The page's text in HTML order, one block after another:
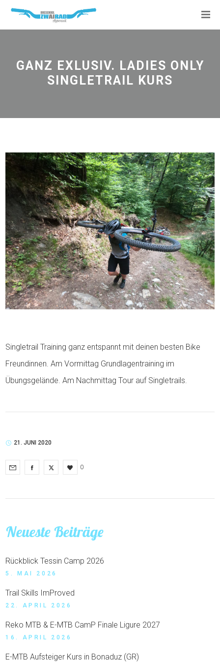
GANZ EXLUSIV. LADIES ONLY
SINGLETRAIL KURS
Singletrail Training ganz entspannt mit deinen besten Bike
Freundinnen. Am Vormittag Grundlagentraining im
Übungsgelände. Am Nachmittag Tour auf Singletrails.
21. JUNI 2020
0
Neueste Beiträge
Rückblick Tessin Camp 2026
5. MAI 2026
Trail Skills ImProved
22. APRIL 2026
Reko MTB & E-MTB CamP Finale Ligure 2027
16. APRIL 2026
E-MTB Aufsteiger Kurs in Bonaduz (GR)